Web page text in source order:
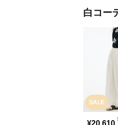
白コー
SALE
¥20,610